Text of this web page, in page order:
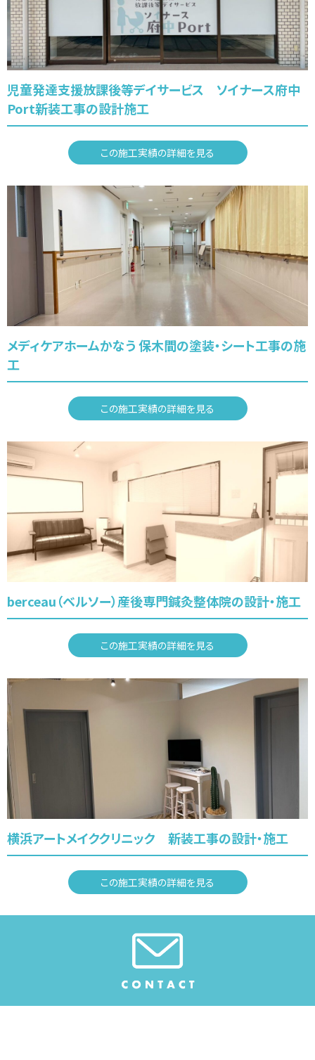
児童発達支援放課後等デイサービス ソイナース府中
Port新装工事の設計施工
この施工実績の詳細を見る
メディケアホームかなう 保木間の塗装・シート工事の施
工
この施工実績の詳細を見る
berceau（ベルソー）産後専門鍼灸整体院の設計・施工
この施工実績の詳細を見る
横浜アートメイククリニック 新装工事の設計・施工
この施工実績の詳細を見る